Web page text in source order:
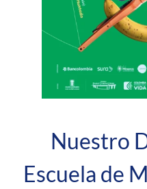
Nuestro
Escuela de